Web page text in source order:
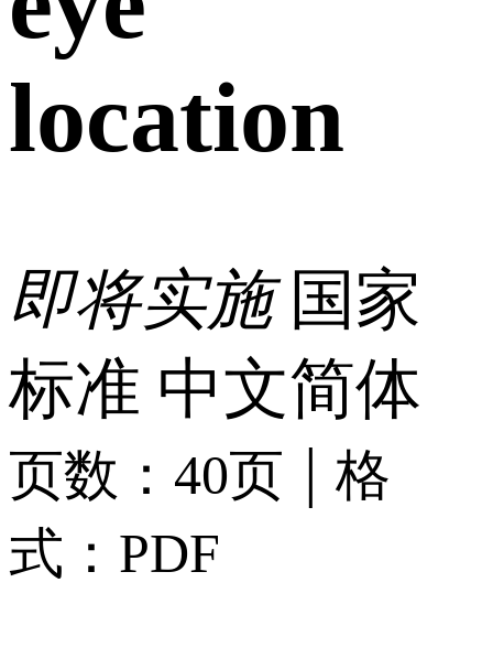
location
即将实施 国家
标准 中文简体
页数：40页 | 格
式：PDF